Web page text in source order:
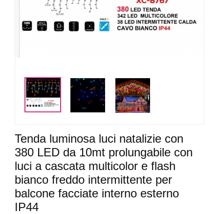
Tenda luminosa luci natalizie con
380 LED da 10mt prolungabile con
luci a cascata multicolor e flash
bianco freddo intermittente per
balcone facciate interno esterno
IP44